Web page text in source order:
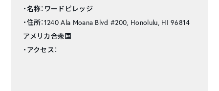
・名称：ワードビレッジ
・住所：1240 Ala Moana Blvd #200, Honolulu, HI 96814
アメリカ合衆国
・アクセス：